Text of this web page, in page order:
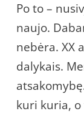
Po to –
naujo.
nebėra. XX
dalykais.
kuri kuria,